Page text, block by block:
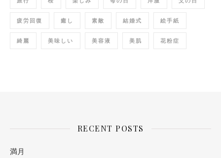
疲労回復 癒し 素敵 結婚式 絵手紙
綺麗 美味しい 美容液 美肌 花粉症
RECENT POSTS
満月